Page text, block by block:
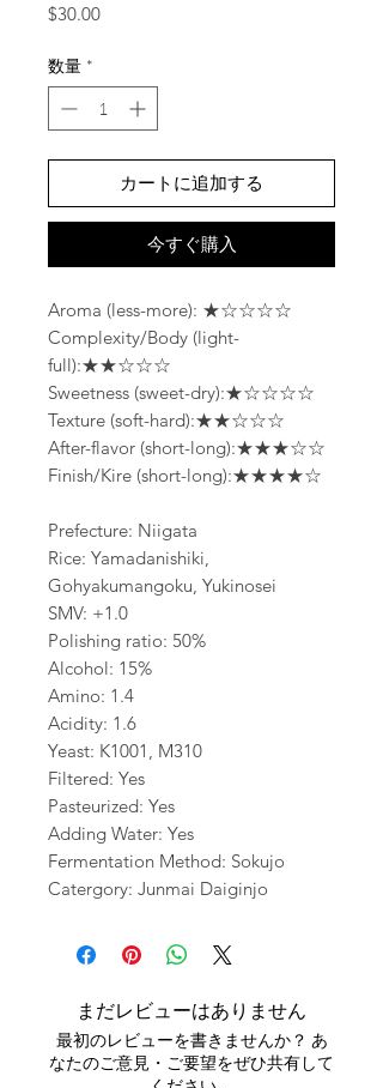
$30.00価格
数量 *
カートに追加する
今すぐ購入
Aroma (less-more): ★☆☆☆☆
Complexity/Body (light-
full):★★☆☆☆
Sweetness (sweet-dry):★☆☆☆☆
Texture (soft-hard):★★☆☆☆
After-flavor (short-long):★★★☆☆
Finish/Kire (short-long):★★★★☆
Prefecture: Niigata
Rice: Yamadanishiki,
Gohyakumangoku, Yukinosei
SMV: +1.0
Polishing ratio: 50%
Alcohol: 15%
Amino: 1.4
Acidity: 1.6
Yeast: K1001, M310
Filtered: Yes
Pasteurized: Yes
Adding Water: Yes
Fermentation Method: Sokujo
Catergory: Junmai Daiginjo
まだレビューはありません
最初のレビューを書きませんか？ あ
なたのご意見・ご要望をぜひ共有して